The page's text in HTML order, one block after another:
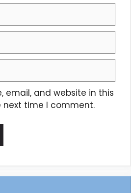
email, and website in this
next time I comment.